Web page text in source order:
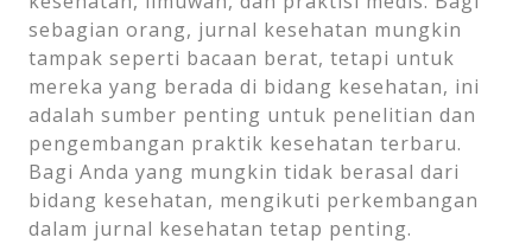
sebagian orang, jurnal kesehatan mungkin
tampak seperti bacaan berat, tetapi untuk
mereka yang berada di bidang kesehatan, ini
adalah sumber penting untuk penelitian dan
pengembangan praktik kesehatan terbaru.
Bagi Anda yang mungkin tidak berasal dari
bidang kesehatan, mengikuti perkembangan
dalam jurnal kesehatan tetap penting.